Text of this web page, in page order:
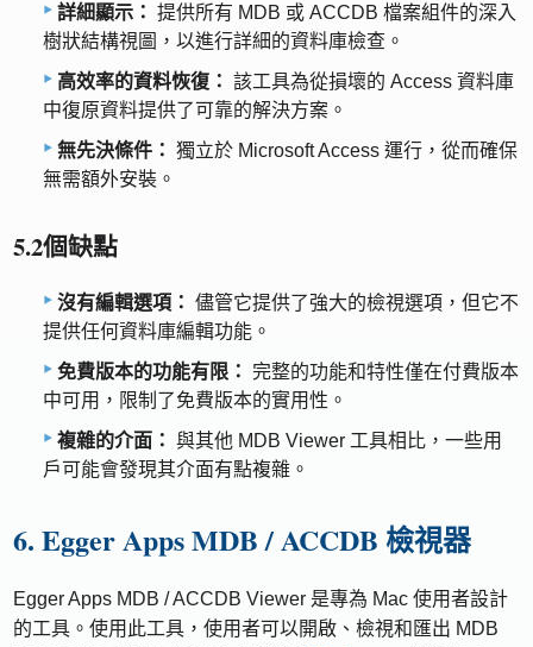
詳細顯示： 提供所有 MDB 或 ACCDB 檔案組件的深入
樹狀結構視圖，以進行詳細的資料庫檢查。
高效率的資料恢復： 該工具為從損壞的 Access 資料庫
中復原資料提供了可靠的解決方案。
無先決條件： 獨立於 Microsoft Access 運行，從而確保
無需額外安裝。
5.2個缺點
沒有編輯選項： 儘管它提供了強大的檢視選項，但它不
提供任何資料庫編輯功能。
免費版本的功能有限： 完整的功能和特性僅在付費版本
中可用，限制了免費版本的實用性。
複雜的介面： 與其他 MDB Viewer 工具相比，一些用
戶可能會發現其介面有點複雜。
6. Egger Apps MDB / ACCDB 檢視器
Egger Apps MDB / ACCDB Viewer 是專為 Mac 使用者設計
的工具。使用此工具，使用者可以開啟、檢視和匯出 MDB